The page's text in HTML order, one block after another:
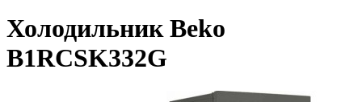
Холодильник Beko
B1RCSK332G